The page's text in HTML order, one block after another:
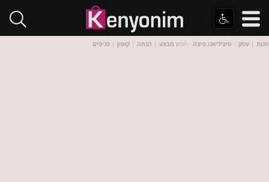
חנות | עסק :: סיציליאנו פיצה - חפש מבצע | הנחה | קופון | סניפים